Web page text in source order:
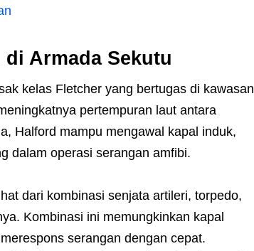
Armada Sekutu
kelas Fletcher yang bertugas di kawasan
pertempuran laut antara
Halford mampu mengawal kapal induk,
dalam operasi serangan amfibi.
dari kombinasi senjata artileri, torpedo,
Kombinasi ini memungkinkan kapal
serangan dengan cepat.